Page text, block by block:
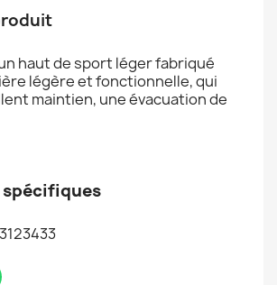
haut de sport léger fabriqué
légère et fonctionnelle, qui
maintien, une évacuation de
spécifiques